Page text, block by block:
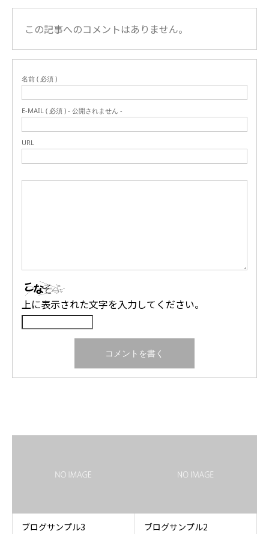
この記事へのコメントはありません。
名前 ( 必須 )
E-MAIL ( 必須 ) - 公開されません -
URL
上に表示された文字を入力してください。
ブログサンプル3 ブログサンプル2